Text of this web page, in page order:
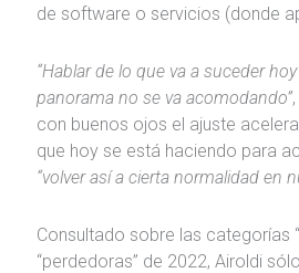
de software o servicios (donde
“Hablar de lo que va a suceder
panorama no se va acomodando”
con buenos ojos el ajuste
que hoy se está haciendo para
“volver así a cierta normalidad en
Consultado sobre las categorías
“perdedoras” de 2022, Airoldi